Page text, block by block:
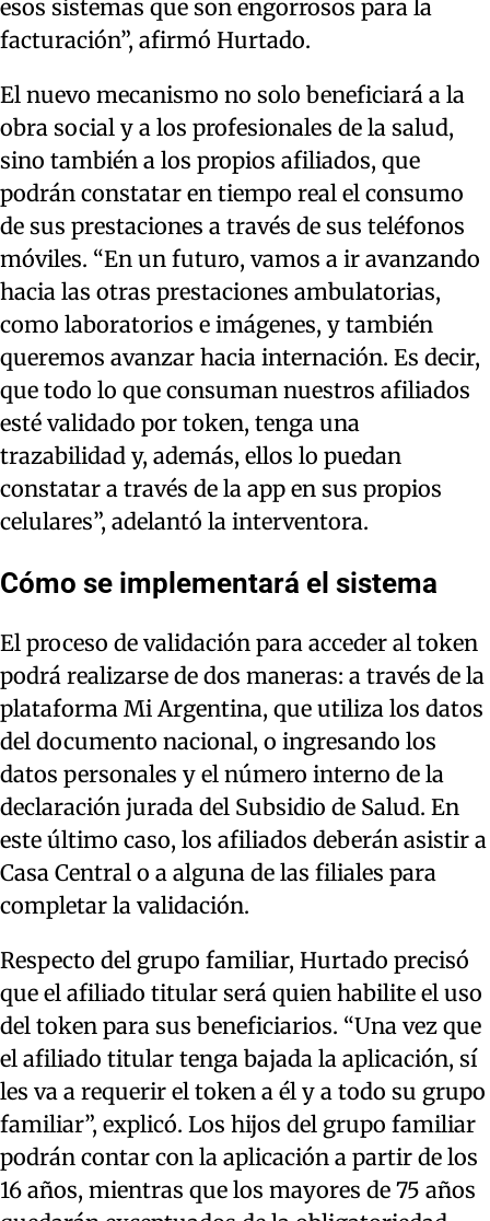
esos sistemas que son engorrosos para la
facturación”, afirmó Hurtado.
El nuevo mecanismo no solo beneficiará a la
obra social y a los profesionales de la salud,
sino también a los propios afiliados, que
podrán constatar en tiempo real el consumo
de sus prestaciones a través de sus teléfonos
móviles. “En un futuro, vamos a ir avanzando
hacia las otras prestaciones ambulatorias,
como laboratorios e imágenes, y también
queremos avanzar hacia internación. Es decir,
que todo lo que consuman nuestros afiliados
esté validado por token, tenga una
trazabilidad y, además, ellos lo puedan
constatar a través de la app en sus propios
celulares”, adelantó la interventora.
Cómo se implementará el sistema
El proceso de validación para acceder al token
podrá realizarse de dos maneras: a través de la
plataforma Mi Argentina, que utiliza los datos
del documento nacional, o ingresando los
datos personales y el número interno de la
declaración jurada del Subsidio de Salud. En
este último caso, los afiliados deberán asistir a
Casa Central o a alguna de las filiales para
completar la validación.
Respecto del grupo familiar, Hurtado precisó
que el afiliado titular será quien habilite el uso
del token para sus beneficiarios. “Una vez que
el afiliado titular tenga bajada la aplicación, sí
les va a requerir el token a él y a todo su grupo
familiar”, explicó. Los hijos del grupo familiar
podrán contar con la aplicación a partir de los
16 años, mientras que los mayores de 75 años